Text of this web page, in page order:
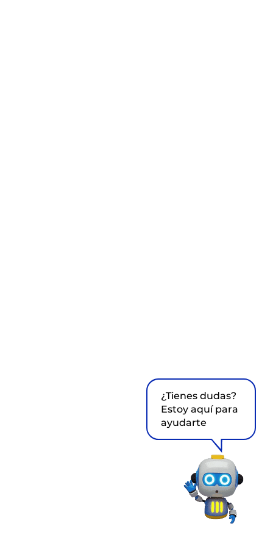
¿Tienes dudas?
Estoy aquí para
ayudarte